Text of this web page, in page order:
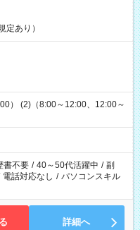
定あり）
） (2)（8:00～12:00、12:00～
書不要 / 40～50代活躍中 / 副
電話対応なし / パソコンスキル
詳細へ